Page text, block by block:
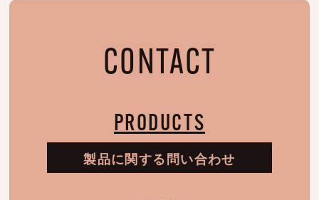
CONTACT
PRODUCTS
製品に関する問い合わせ